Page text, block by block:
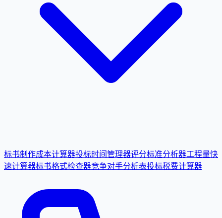
标书制作成本计算器投标时间管理器评分标准分析器工程量快
速计算器标书格式检查器竞争对手分析表投标税费计算器